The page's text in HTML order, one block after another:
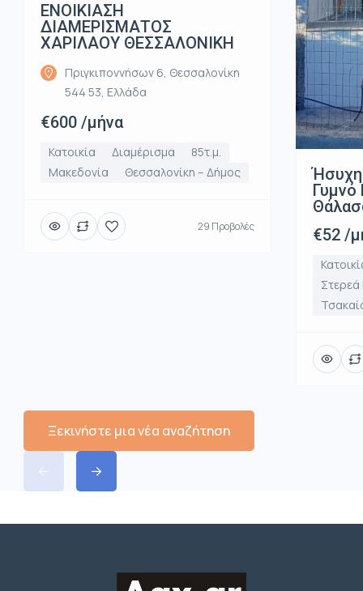
ΕΝΟΙΚΙΑΣΗ
ΔΙΑΜΕΡΙΣΜΑΤΟΣ
ΧΑΡΙΛΑΟΥ ΘΕΣΣΑΛΟΝΙΚΗ
Πριγκιποννήσων 6, Θεσσαλονίκη
544 53, Ελλάδα
€600 /μήνα
Κατοικία Διαμέρισμα
85τ.μ.
Μακεδονία
Θεσσαλονίκη – Δήμος
29 Προβολές
Γυμνό
€52 /
Ξεκινήστε μια νέα αναζήτηση